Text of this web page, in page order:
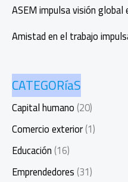
ASEM impulsa visión global
Amistad en el trabajo
CATEGORíaS
Capital humano(20)
Comercio exterior(1)
Educación(16)
Emprendedores(31)